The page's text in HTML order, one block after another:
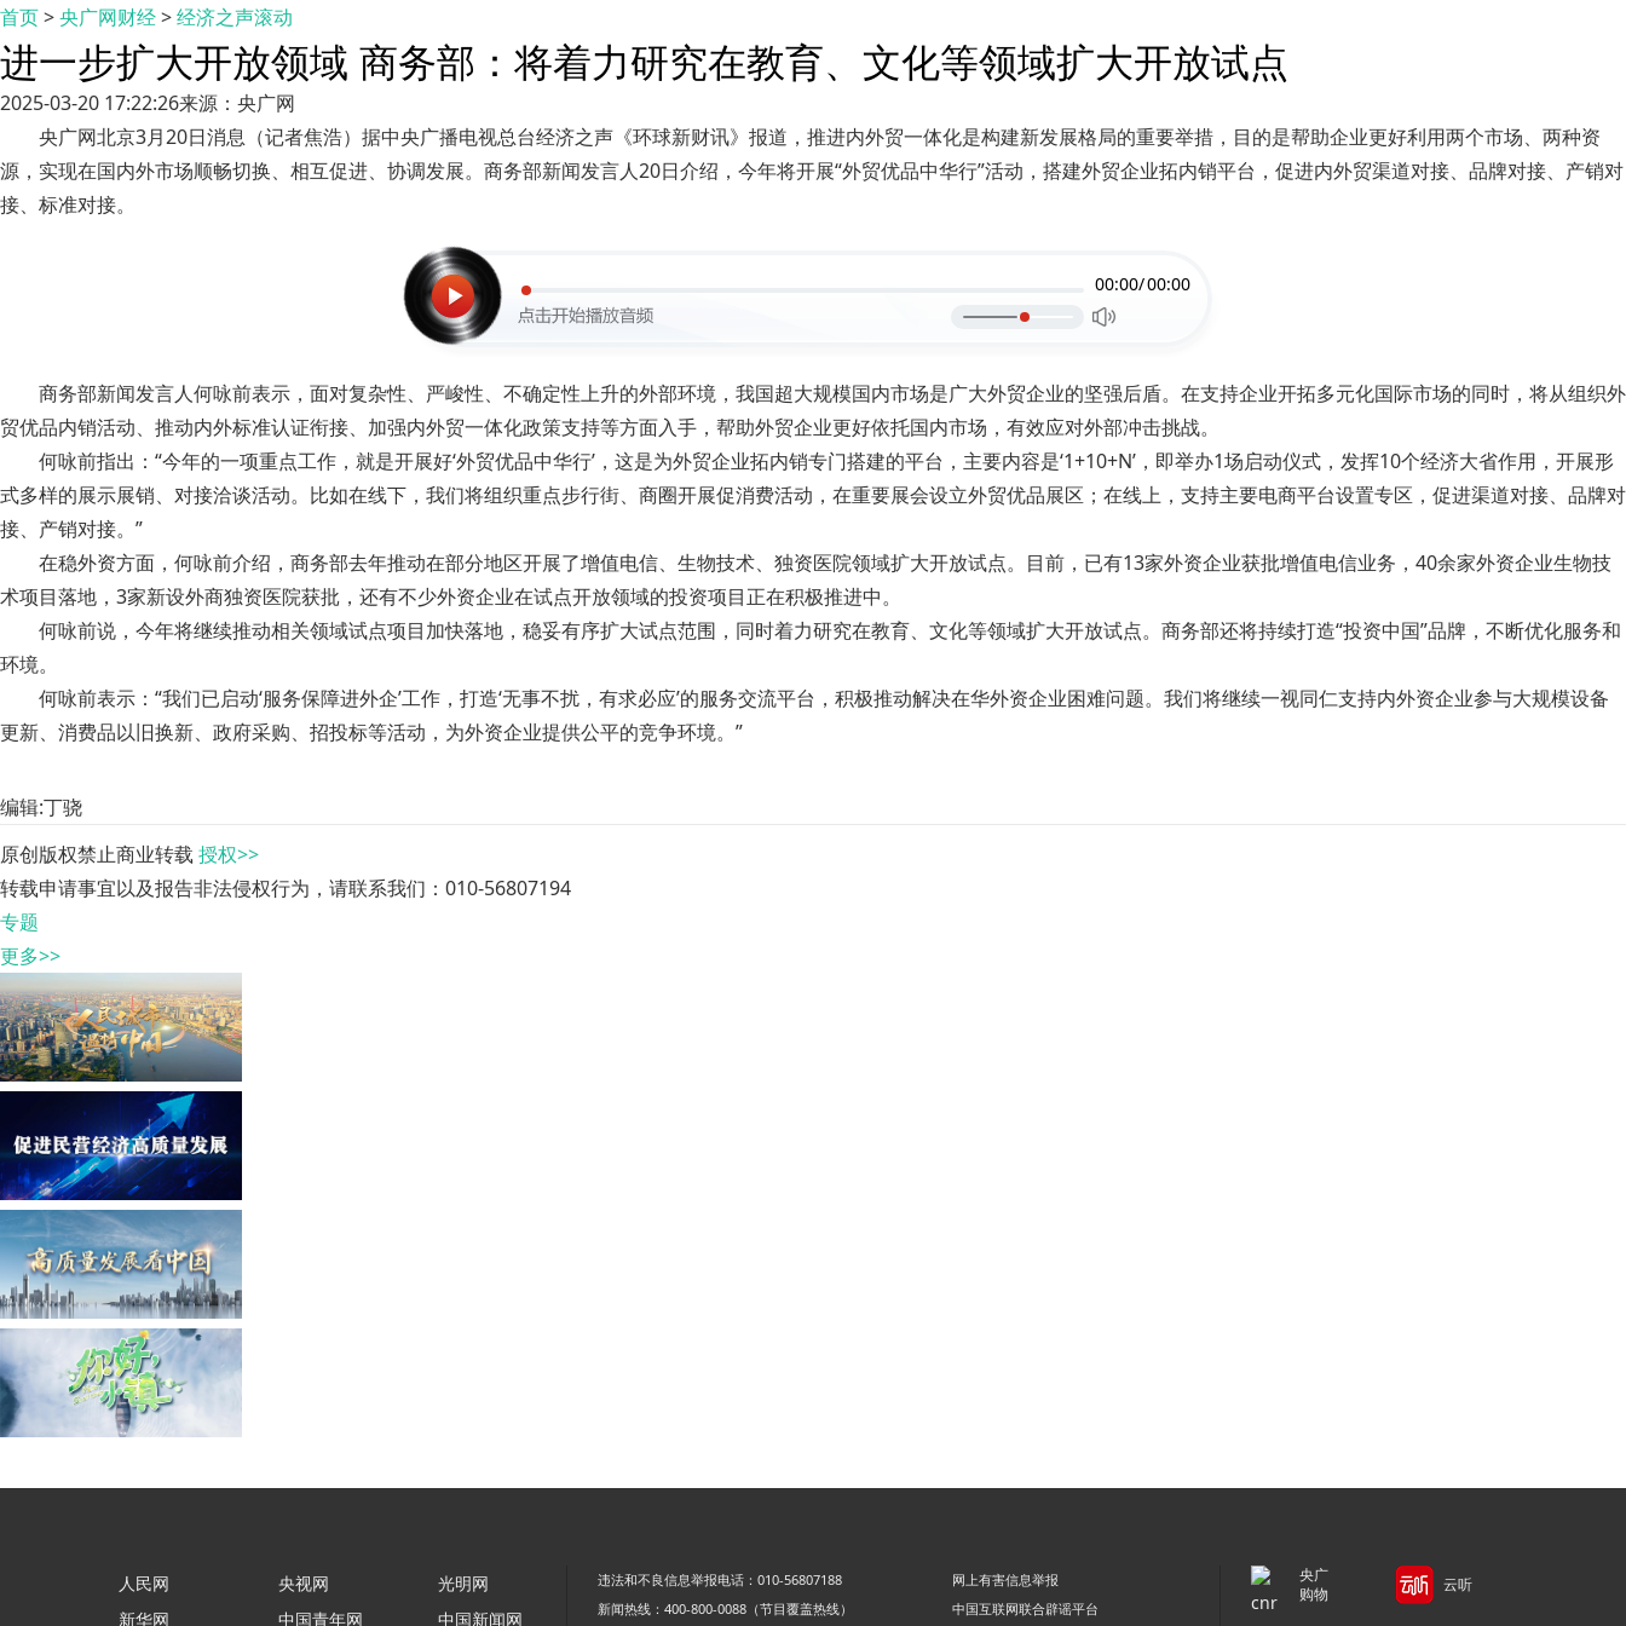
首页>央广网财经>经济之声滚动
进一步扩大开放领域 商务部：将着力研究在教育、文化等领域扩大开放试点
2025-03-20 17:22:26来源：央广网
央广网北京3月20日消息（记者焦浩）据中央广播电视总台经济之声《环球新财讯》报道，推进内外贸一体化是构建新发展格局的重要举措，目的是帮助企业更好利用两个市场、两种资
源，实现在国内外市场顺畅切换、相互促进、协调发展。商务部新闻发言人20日介绍，今年将开展“外贸优品中华行”活动，搭建外贸企业拓内销平台，促进内外贸渠道对接、品牌对接、产销对
接、标准对接。
00:00/00:00
商务部新闻发言人何咏前表示，面对复杂性、严峻性、不确定性上升的外部环境，我国超大规模国内市场是广大外贸企业的坚强后盾。在支持企业开拓多元化国际市场的同时，将从组织外
贸优品内销活动、推动内外标准认证衔接、加强内外贸一体化政策支持等方面入手，帮助外贸企业更好依托国内市场，有效应对外部冲击挑战。
何咏前指出：“今年的一项重点工作，就是开展好‘外贸优品中华行’，这是为外贸企业拓内销专门搭建的平台，主要内容是‘1+10+N’，即举办1场启动仪式，发挥10个经济大省作用，开展形
式多样的展示展销、对接洽谈活动。比如在线下，我们将组织重点步行街、商圈开展促消费活动，在重要展会设立外贸优品展区；在线上，支持主要电商平台设置专区，促进渠道对接、品牌对
接、产销对接。”
在稳外资方面，何咏前介绍，商务部去年推动在部分地区开展了增值电信、生物技术、独资医院领域扩大开放试点。目前，已有13家外资企业获批增值电信业务，40余家外资企业生物技
术项目落地，3家新设外商独资医院获批，还有不少外资企业在试点开放领域的投资项目正在积极推进中。
何咏前说，今年将继续推动相关领域试点项目加快落地，稳妥有序扩大试点范围，同时着力研究在教育、文化等领域扩大开放试点。商务部还将持续打造“投资中国”品牌，不断优化服务和
环境。
何咏前表示：“我们已启动‘服务保障进外企’工作，打造‘无事不扰，有求必应’的服务交流平台，积极推动解决在华外资企业困难问题。我们将继续一视同仁支持内外资企业参与大规模设备
更新、消费品以旧换新、政府采购、招投标等活动，为外资企业提供公平的竞争环境。”
编辑:丁骁
原创版权禁止商业转载 授权>>
转载申请事宜以及报告非法侵权行为，请联系我们：010-56807194
专题
更多>>
人民网
新华网
央视网
中国青年网
光明网
中国新闻网
违法和不良信息举报电话：010-56807188
网上有害信息举报
新闻热线：400-800-0088（节目覆盖热线）
中国互联网联合辟谣平台
央广
购物
云听